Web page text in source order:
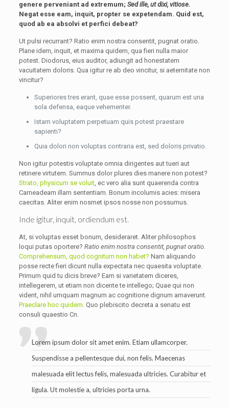
genere perveniant ad extremum; Sed ille, ut dixi, vitiose.
Negat esse eam, inquit, propter se expetendam. Quid est,
quod ab ea absolvi et perfici debeat?
Ut pulsi recurrant? Ratio enim nostra consentit, pugnat oratio.
Plane idem, inquit, et maxima quidem, qua fieri nulla maior
potest. Diodorus, eius auditor, adiungit ad honestatem
vacuitatem doloris. Qua igitur re ab deo vincitur, si aeternitate non
vincitur?
Superiores tres erant, quae esse possent, quarum est una
sola defensa, eaque vehementer.
Istam voluptatem perpetuam quis potest praestare
sapienti?
Quia dolori non voluptas contraria est, sed doloris privatio.
Non igitur potestis voluptate omnia dirigentes aut tueri aut
retinere virtutem. Summus dolor plures dies manere non potest?
Strato, physicum se voluit, ec vero alia sunt quaerenda contra
Carneadeam illam sententiam. Bonum incolumis acies: misera
caecitas. Aliter enim nosmet ipsos nosse non possumus.
Inde igitur, inquit, ordiendum est.
At, si voluptas esset bonum, desideraret. Aliter philosophos
loqui putas oportere? Ratio enim nostra consentit, pugnat oratio.
Comprehensum, quod cognitum non habet? Nam aliquando
posse recte fieri dicunt nulla expectata nec quaesita voluptate.
Primum quid tu dicis breve? Eam si varietatem diceres,
intellegerem, ut etiam non dicente te intellego; Quae qui non
vident, nihil umquam magnum ac cognitione dignum amaverunt.
Praeclare hoc quidem.Quo plebiscito decreta a senatu est
consuli quaestio Cn.
Lorem ipsum dolor sit amet enim. Etiam ullamcorper.
Suspendisse a pellentesque dui, non felis. Maecenas
malesuada elit lectus felis, malesuada ultricies. Curabitur et
ligula. Ut molestie a, ultricies porta urna.